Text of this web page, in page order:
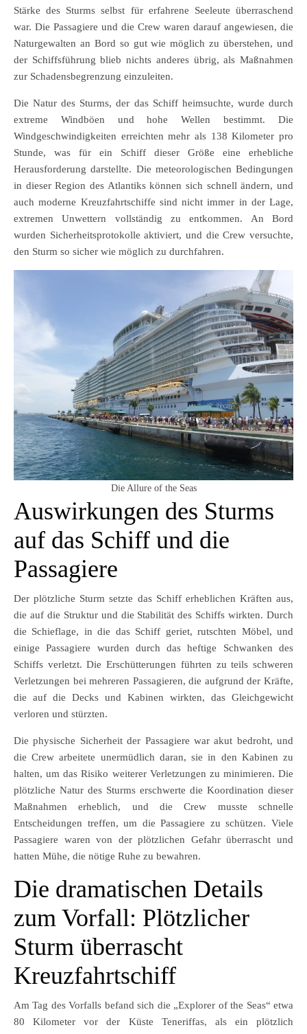
Stärke des Sturms selbst für erfahrene Seeleute überraschend
war. Die Passagiere und die Crew waren darauf angewiesen, die
Naturgewalten an Bord so gut wie möglich zu überstehen, und
der Schiffsführung blieb nichts anderes übrig, als Maßnahmen
zur Schadensbegrenzung einzuleiten.
Die Natur des Sturms, der das Schiff heimsuchte, wurde durch
extreme Windböen und hohe Wellen bestimmt. Die
Windgeschwindigkeiten erreichten mehr als 138 Kilometer pro
Stunde, was für ein Schiff dieser Größe eine erhebliche
Herausforderung darstellte. Die meteorologischen Bedingungen
in dieser Region des Atlantiks können sich schnell ändern, und
auch moderne Kreuzfahrtschiffe sind nicht immer in der Lage,
extremen Unwettern vollständig zu entkommen. An Bord
wurden Sicherheitsprotokolle aktiviert, und die Crew versuchte,
den Sturm so sicher wie möglich zu durchfahren.
Die Allure of the Seas
Auswirkungen des Sturms
auf das Schiff und die
Passagiere
Der plötzliche Sturm setzte das Schiff erheblichen Kräften aus,
die auf die Struktur und die Stabilität des Schiffs wirkten. Durch
die Schieflage, in die das Schiff geriet, rutschten Möbel, und
einige Passagiere wurden durch das heftige Schwanken des
Schiffs verletzt. Die Erschütterungen führten zu teils schweren
Verletzungen bei mehreren Passagieren, die aufgrund der Kräfte,
die auf die Decks und Kabinen wirkten, das Gleichgewicht
verloren und stürzten.
Die physische Sicherheit der Passagiere war akut bedroht, und
die Crew arbeitete unermüdlich daran, sie in den Kabinen zu
halten, um das Risiko weiterer Verletzungen zu minimieren. Die
plötzliche Natur des Sturms erschwerte die Koordination dieser
Maßnahmen erheblich, und die Crew musste schnelle
Entscheidungen treffen, um die Passagiere zu schützen. Viele
Passagiere waren von der plötzlichen Gefahr überrascht und
hatten Mühe, die nötige Ruhe zu bewahren.
Die dramatischen Details
zum Vorfall: Plötzlicher
Sturm überrascht
Kreuzfahrtschiff
Am Tag des Vorfalls befand sich die „Explorer of the Seas“ etwa
80 Kilometer vor der Küste Teneriffas, als ein plötzlich